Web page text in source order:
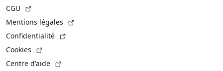
CGU
Mentions légales
Confidentialité
Cookies
Centre d'aide